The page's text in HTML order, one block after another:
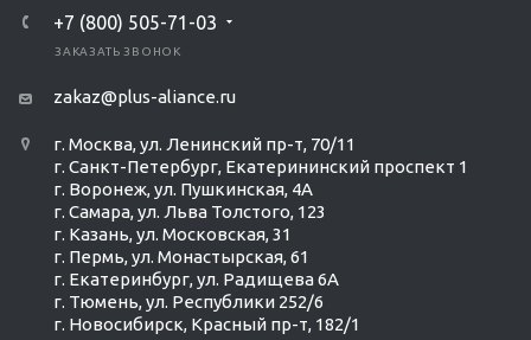
+7 (800) 505-71-03
ЗАКАЗАТЬ ЗВОНОК
zakaz@plus-aliance.ru
г. Москва, ул. Ленинский пр-т, 70/11
г. Санкт-Петербург, Екатерининский проспект 1
г. Воронеж, ул. Пушкинская, 4А
г. Самара, ул. Льва Толстого, 123
г. Казань, ул. Московская, 31
г. Пермь, ул. Монастырская, 61
г. Екатеринбург, ул. Радищева 6А
г. Тюмень, ул. Республики 252/6
г. Новосибирск, Красный пр-т, 182/1